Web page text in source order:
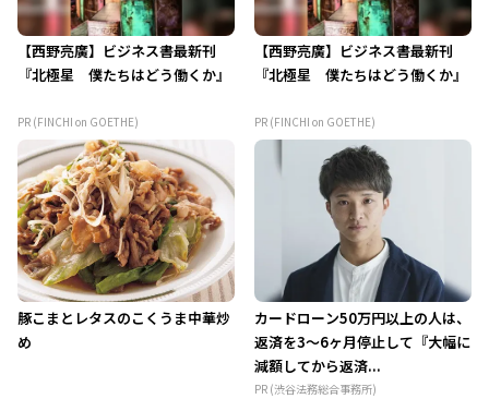
【西野亮廣】ビジネス書最新刊
『北極星 僕たちはどう働くか』
PR (FINCHI on GOETHE)
【西野亮廣】ビジネス書最新刊
『北極星 僕たちはどう働くか』
PR (FINCHI on GOETHE)
豚こまとレタスのこくうま中華炒
め
カードローン50万円以上の人は、
返済を3～6ヶ月停止して『大幅に
減額してから返済...
PR (渋谷法務総合事務所)